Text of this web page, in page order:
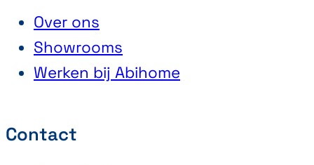
Over ons
Showrooms
Werken bij Abihome
Contact